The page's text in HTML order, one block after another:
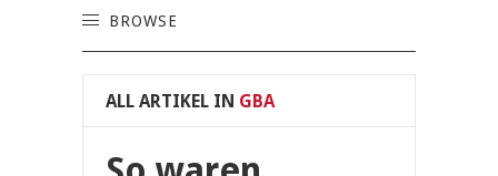
BROWSE
ALL ARTIKEL IN GBA